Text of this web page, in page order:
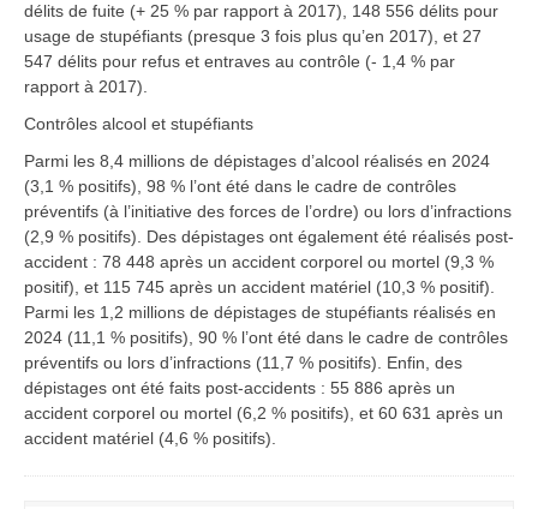
délits de fuite (+ 25 % par rapport à 2017), 148 556 délits pour
usage de stupéfiants (presque 3 fois plus qu’en 2017), et 27
547 délits pour refus et entraves au contrôle (- 1,4 % par
rapport à 2017).
Contrôles alcool et stupéfiants
Parmi les 8,4 millions de dépistages d’alcool réalisés en 2024
(3,1 % positifs), 98 % l’ont été dans le cadre de contrôles
préventifs (à l’initiative des forces de l’ordre) ou lors d’infractions
(2,9 % positifs). Des dépistages ont également été réalisés post-
accident : 78 448 après un accident corporel ou mortel (9,3 %
positif), et 115 745 après un accident matériel (10,3 % positif).
Parmi les 1,2 millions de dépistages de stupéfiants réalisés en
2024 (11,1 % positifs), 90 % l’ont été dans le cadre de contrôles
préventifs ou lors d’infractions (11,7 % positifs). Enfin, des
dépistages ont été faits post-accidents : 55 886 après un
accident corporel ou mortel (6,2 % positifs), et 60 631 après un
accident matériel (4,6 % positifs).